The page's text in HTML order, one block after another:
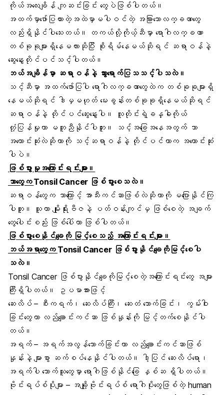
ကိုယ်အလေးချိန် ကျဆင်းခြင်း တွေပဲဖြစ်ပါတယ်။
အထက်မှာဖော်ပြထားတဲ့အထဲမှာမပါဝင်တဲ့ အခြားသောလက္ခဏာတွေ
လည်းရှိနိုင်ပါသေးတယ်။ တကယ်လို့ကိုယ့်ဆီမှာ ရောဂါလက္ခဏာ
တစ်ခုခုများရှိနေမလားဆိုပြီး စိုးရိမ်နေမယ်ဆိုရင် ဆရာဝန်နဲ့
ဆွေးနွေးတိုင်ပင်သင့်ပါတယ်။
ဘယ်အချိန်မှာ ဆရာဝန်နဲ့ သွားရောက်ပြသသင့်ပါသလဲ။
သင့်ဆီမှာ အထက်ဖော်ပြပါ ရောဂါလက္ခဏာတွေထဲက တစ်ခုခုများရှိ
နေမယ်ဆိုရင် ဒါမှမဟုတ် မေးခွန်းတစ်ခုခုရှိနေမယ်ဆိုရင်
ဆရာဝန်နဲ့ တိုင်ပင်ဆွေးနွေးပါ။ လူတိုင်းရဲ့ခန္ဓါကိုယ်
တုံ့ပြန်မှုဟာ မတူညီနိုင်ပါဘူး။ သင့်အခြေအနေအတွက် ဘာ
အကောင်းဆုံးလဲဆိုတာကို သင့်ဆရာဝန်နဲ့ တိုင်ပင်တာက အကောင်းဆုံး
ပါပဲ။
ဖြစ်ပွားမှုအကြောင်းရင်းများ။
ဘာတွေကTonsil Cancer ဖြစ်ပွားစေသလဲ။
ဆရာဝန်တွေက ဘာကြောင့် အာသီးကင်ဆာဖြစ်လဲဆိုတာကို မပြောနိုင်ကြ
ပါဘူး။ သူဟာ မျိုးရိုးဗီဇနဲ့ ပတ်ဝန်းကျင်မှ ဖြစ်စေတဲ့ အချက်
တွေပေါင်းစည်း ဖြစ်ပေါ်တာ ဖြစ်ပါတယ်။
ဖြစ်ပွားစေနိုင်ချေကို မြင့်စေသည့် အကြောင်းရင်းများ။
ဘယ်အရာတွေက Tonsil Cancer ဖြစ်ပွားနိုင်ချေကိုမြင့်စေပါ
သလဲ။
Tonsil Cancer ဖြစ်ပွားနိုင်ချေကိုမြင့်စေတဲ့အကြောင်းရင်းတွေ အများ
ကြီးရှိပါတယ်။ ဥပမာအားဖြင့်
ဆေးလိပ် – စီးကရက်၊ ဆေးလိပ်ကြီး၊ ဆေးတံ သောက်ခြင်း၊ ကွမ်းဝါး
ခြင်းတွေဟာ လည်ချောင်းကင်ဆာ ဖြစ်နှုန်းကို မြင့်တက်စေနိုင်ပါ
တယ်။
အရက် – အရက်အလွန်သောက်ခြင်းဟာ လည်ချောင်းကင်ဆာဖြစ်
နှုန်းနဲ့ များစွာ ဆက်စပ်နေနိုင်ပါတယ်။ ဒါ့ပြင် ဆေးလိပ်ရော၊
အရက်ပါ သောက်သူတွေမှာ ရောဂါဖြစ်နိုင်ခြေ နှစ်ဆ ရှိပါတယ်။
ဗိုင်းရပ်စ်ပိုးများ – အချို့ဗိုင်းရပ်စ် ရောဂါပိုးတွေဖြစ်တဲ့ human